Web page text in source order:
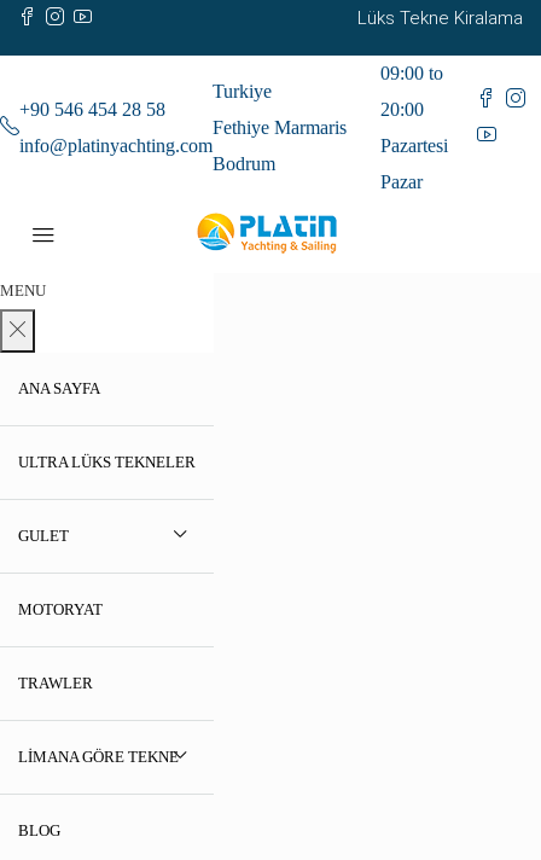
Lüks Tekne Kiralama
+90 546 454 28 58
info@platinyachting.com
Turkiye
Fethiye Marmaris
Bodrum
09:00 to
20:00
Pazartesi
Pazar
MENU
ANA SAYFA
ULTRA LÜKS TEKNELER
GULET
MOTORYAT
TRAWLER
LIMANA GÖRE TEKNE
BLOG